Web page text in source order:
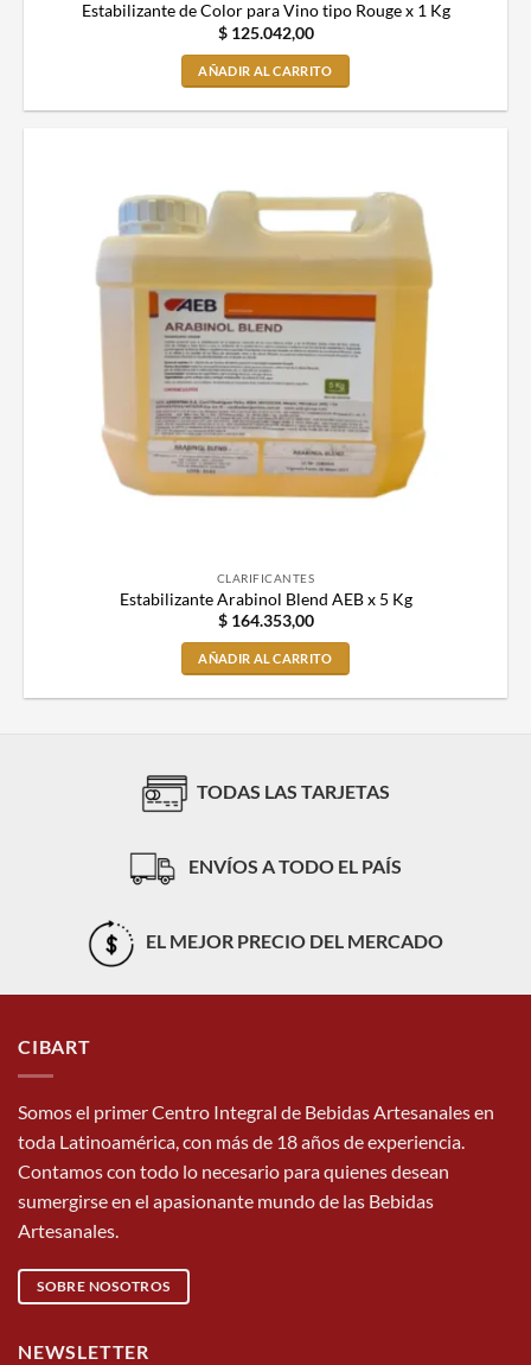
Estabilizante de Color para Vino tipo Rouge x 1 Kg
$125.042,00
AÑADIR AL CARRITO
CLARIFICANTES
Estabilizante Arabinol Blend AEB x 5 Kg
$164.353,00
AÑADIR AL CARRITO
TODAS LAS TARJETAS
ENVÍOS A TODO EL PAÍS
EL MEJOR PRECIO DEL MERCADO
CIBART
Somos el primer Centro Integral de Bebidas Artesanales en
toda Latinoamérica, con más de 18 años de experiencia.
Contamos con todo lo necesario para quienes desean
sumergirse en el apasionante mundo de las Bebidas
Artesanales.
SOBRE NOSOTROS
NEWSLETTER